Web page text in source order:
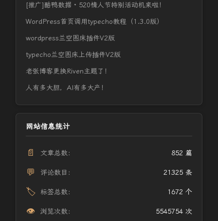
[推广]酷鸭数据 · 520情人节特别活动机来啦！
WordPress首页调用typecho教程（1.3.0版）
wordpress兰空图床插件V2版
typecho兰空图床上传插件V2版
老张博客更换Riven主题了！
人有多大胆，AI有多大产！
网站信息统计
📄 文章总数： 852 篇
💬 评论数目： 21325 条
🏷️ 标签总数： 1672 个
👁️ 浏览次数： 5545754 次